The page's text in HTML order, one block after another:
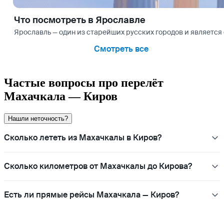
Что посмотреть в Ярославле
Ярославль — один из старейших русских городов и
Смотреть все
Частые вопросы про перелёт
Махачкала — Киров
Нашли неточность?
Сколько лететь из Махачкалы в Киров?
Сколько километров от Махачкалы до Кирова?
Есть ли прямые рейсы Махачкала — Киров?